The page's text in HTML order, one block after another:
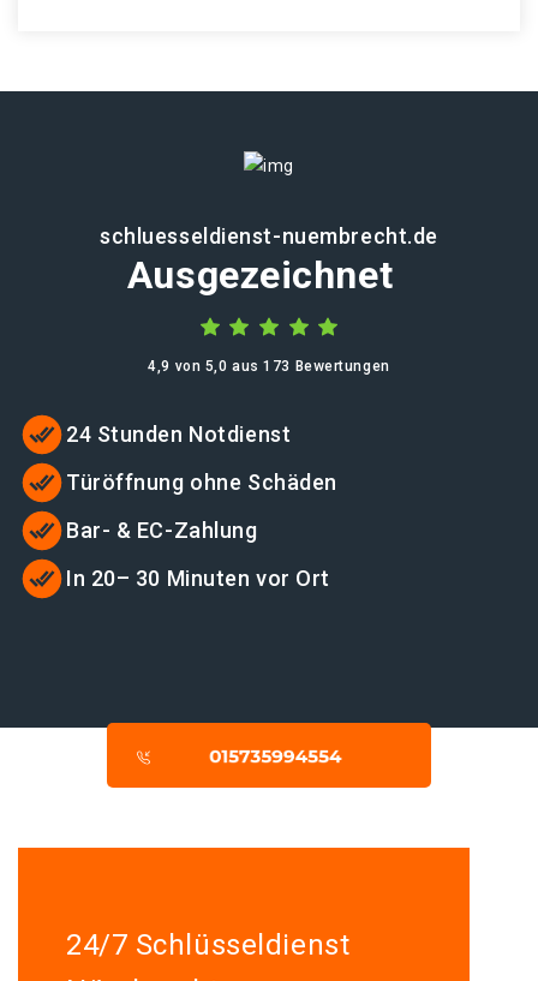
schluesseldienst-nuembrecht.de
Ausgezeichnet
4,9 von 5,0 aus 173 Bewertungen
24 Stunden Notdienst
Türöffnung ohne Schäden
Bar- & EC-Zahlung
In 20– 30 Minuten vor Ort
24/7 Schlüsseldienst